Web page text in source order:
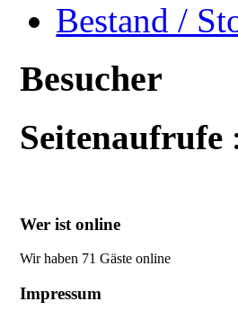
Bestand /
Besucher
Seitenaufrufe
Wer ist online
Wir haben 71 Gäste online
Impressum